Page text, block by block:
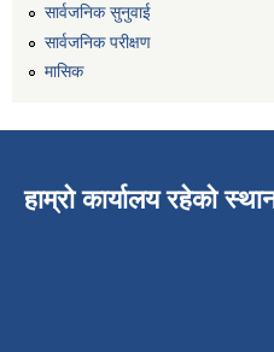
सार्वजनिक सुनुवाई
सार्वजनिक परीक्षण
मासिक
हाम्रो कार्यालय रहेको